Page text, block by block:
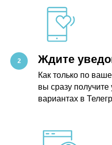
Ждите
Как только по
вы сразу
вариантах в